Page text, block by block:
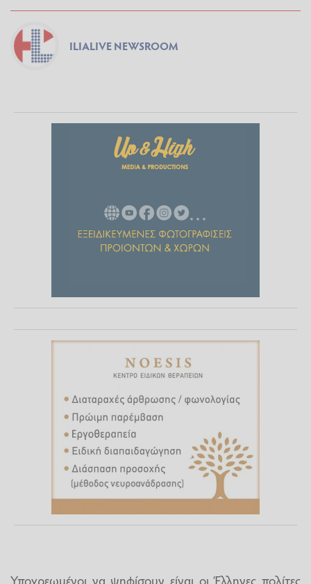
ILIALIVE NEWSROOM
Υποχρεωμένοι να ψηφίσουν είναι οι Έλληνες πολίτες